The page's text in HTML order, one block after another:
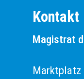
Kontakt
Magistrat
Marktplatz